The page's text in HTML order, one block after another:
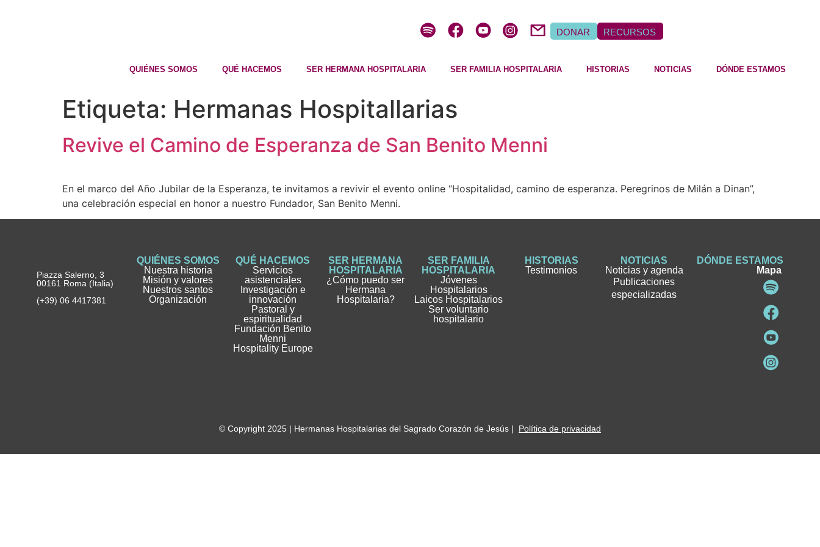
DONAR RECURSOS
QUIÉNES SOMOS QUÉ HACEMOS SER HERMANA HOSPITALARIA SER FAMILIA HOSPITALARIA HISTORIAS NOTICIAS DÓNDE ESTAMOS
Etiqueta: Hermanas Hospitallarias
Revive el Camino de Esperanza de San Benito Menni
En el marco del Año Jubilar de la Esperanza, te invitamos a revivir el evento online “Hospitalidad, camino de esperanza. Peregrinos de Milán a Dinan”,
una celebración especial en honor a nuestro Fundador, San Benito Menni.
Piazza Salerno, 3
00161 Roma (Italia)
(+39) 06 4417381
QUIÉNES SOMOS
Nuestra historia
Misión y valores
Nuestros santos
Organización
QUÉ HACEMOS
Servicios
asistenciales
Investigación e
innovación
Pastoral y
espiritualidad
Fundación Benito
Menni
Hospitality Europe
SER HERMANA
HOSPITALARIA
¿Cómo puedo ser
Hermana
Hospitalaria?
SER FAMILIA
HOSPITALARIA
Jóvenes
Hospitalarios
Laicos Hospitalarios
Ser voluntario
hospitalario
HISTORIAS
Testimonios
NOTICIAS
Noticias y agenda
Publicaciones
especializadas
DÓNDE ESTAMOS
Mapa
© Copyright 2025 | Hermanas Hospitalarias del Sagrado Corazón de Jesús | Política de privacidad